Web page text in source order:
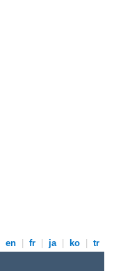
en fr ja ko tr